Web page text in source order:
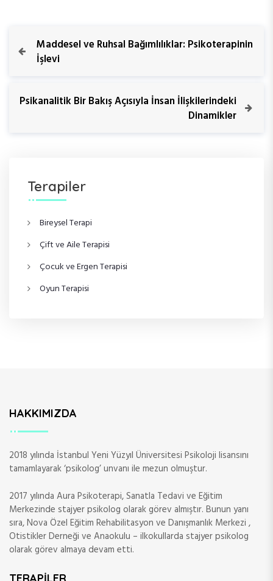
P
r
o
t
Maddesel ve Ruhsal Bağımlılıklar: Psikoterapinin
İşlevi
N
t
Psikanalitik Bir Bakış Açısıyla İnsan İlişkilerindeki
Dinamikler
Terapiler
Bireysel Terapi
Çift ve Aile Terapisi
Çocuk ve Ergen Terapisi
Oyun Terapisi
HAKKIMIZDA
2018 yılında İstanbul Yeni Yüzyıl Üniversitesi Psikoloji lisansını
tamamlayarak ‘psikolog’ unvanı ile mezun olmuştur.
2017 yılında Aura Psikoterapi, Sanatla Tedavi ve Eğitim
Merkezinde stajyer psikolog olarak görev almıştır. Bunun yanı
sıra, Nova Özel Eğitim Rehabilitasyon ve Danışmanlık Merkezi ,
Otistikler Derneği ve Anaokulu – ilkokullarda stajyer psikolog
olarak görev almaya devam etti.